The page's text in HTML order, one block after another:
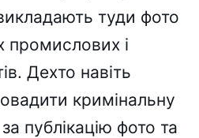
туди фото
промислових і
Дехто навіть
кримінальну
публікацію фото та